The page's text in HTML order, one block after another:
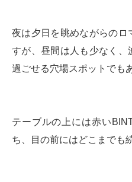
夜は夕日を眺めながらの
すが、昼間は人も少なく、
過ごせる穴場スポットでも
テーブルの上には赤い
ち、目の前にはどこまでも